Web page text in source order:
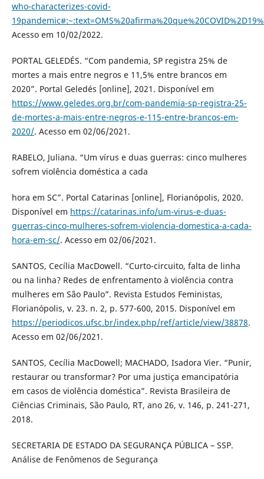
who-characterizes-covid-
Acesso em 10/02/2022.
PORTAL GELEDÉS. “Com pandemia, SP registra 25% de
mortes a mais entre negros e 11,5% entre brancos em
2020”. Portal Geledés [online], 2021. Disponível em
https://www.geledes.org.br/com-pandemia-sp-registra-25-
de-mortes-a-mais-entre-negros-e-115-entre-brancos-em-
2020/. Acesso em 02/06/2021.
RABELO, Juliana. “Um vírus e duas guerras: cinco mulheres
sofrem violência doméstica a cada
hora em SC”. Portal Catarinas [online], Florianópolis, 2020.
Disponível em https://catarinas.info/um-virus-e-duas-
guerras-cinco-mulheres-sofrem-violencia-domestica-a-cada-
hora-em-sc/. Acesso em 02/06/2021.
SANTOS, Cecília MacDowell. “Curto-circuito, falta de linha
ou na linha? Redes de enfrentamento à violência contra
mulheres em São Paulo”. Revista Estudos Feministas,
Florianópolis, v. 23. n. 2, p. 577-600, 2015. Disponível em
https://periodicos.ufsc.br/index.php/ref/article/view/38878.
Acesso em 02/06/2021.
SANTOS, Cecília MacDowell; MACHADO, Isadora Vier. “Punir,
restaurar ou transformar? Por uma justiça emancipatória
em casos de violência doméstica”. Revista Brasileira de
Ciências Criminais, São Paulo, RT, ano 26, v. 146, p. 241-271,
2018.
SECRETARIA DE ESTADO DA SEGURANÇA PÚBLICA – SSP.
Análise de Fenômenos de Segurança